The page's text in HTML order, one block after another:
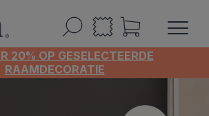
20% OP GESELECTEERDE
RAAMDECORATIE